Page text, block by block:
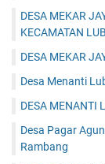
DESA MEKAR
KECAMATAN
DESA MEKAR
Desa Menanti
DESA MENANTI
Desa Pagar
Rambang